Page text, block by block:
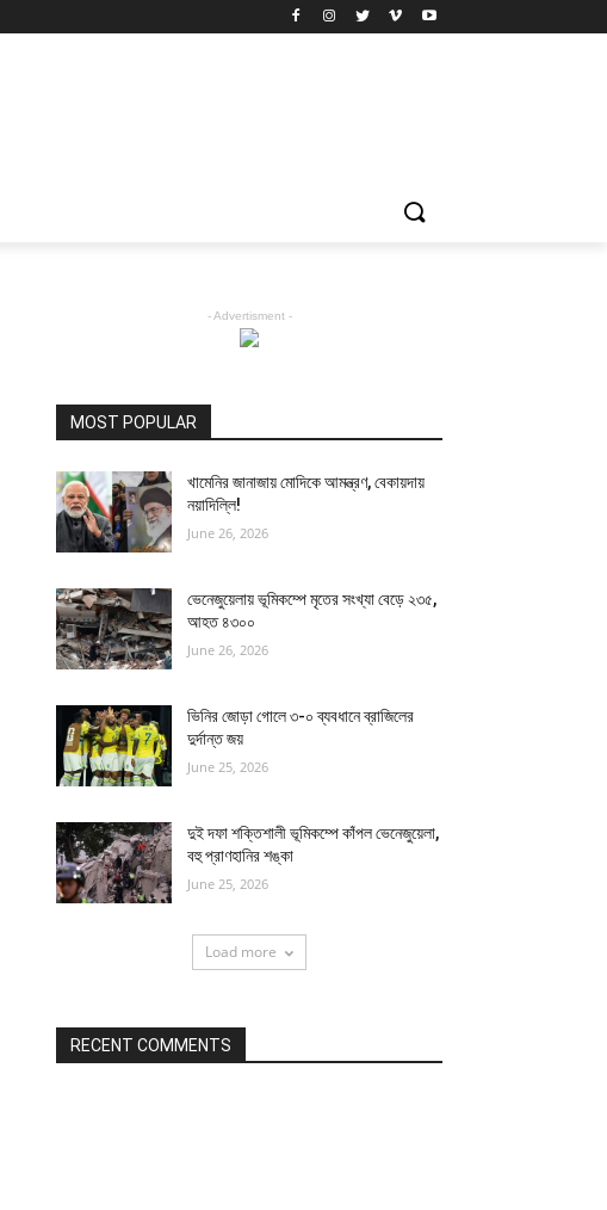
- Advertisment -
MOST POPULAR
খামেনির জানাজায় মোদিকে আমন্ত্রণ, বেকায়দায়
নয়াদিল্লি!
June 26, 2026
ভেনেজুয়েলায় ভূমিকম্পে মৃতের সংখ্যা বেড়ে ২৩৫,
আহত ৪৩০০
June 26, 2026
ভিনির জোড়া গোলে ৩-০ ব্যবধানে ব্রাজিলের
দুর্দান্ত জয়
June 25, 2026
দুই দফা শক্তিশালী ভূমিকম্পে কাঁপল ভেনেজুয়েলা,
বহু প্রাণহানির শঙ্কা
June 25, 2026
Load more
RECENT COMMENTS